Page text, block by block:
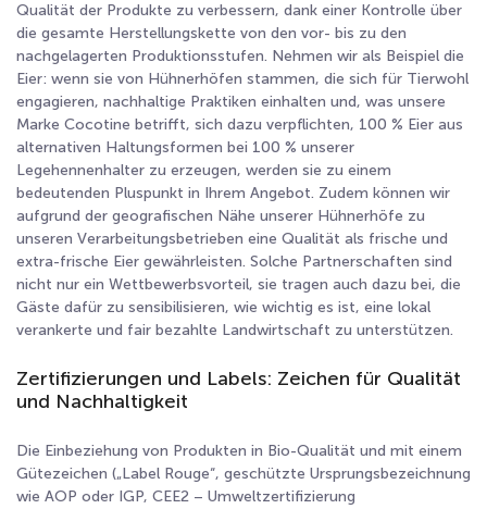
Qualität der Produkte zu verbessern, dank einer Kontrolle über
die gesamte Herstellungskette von den vor- bis zu den
nachgelagerten Produktionsstufen. Nehmen wir als Beispiel die
Eier: wenn sie von Hühnerhöfen stammen, die sich für Tierwohl
engagieren, nachhaltige Praktiken einhalten und, was unsere
Marke Cocotine betrifft, sich dazu verpflichten, 100 % Eier aus
alternativen Haltungsformen bei 100 % unserer
Legehennenhalter zu erzeugen, werden sie zu einem
bedeutenden Pluspunkt in Ihrem Angebot. Zudem können wir
aufgrund der geografischen Nähe unserer Hühnerhöfe zu
unseren Verarbeitungsbetrieben eine Qualität als frische und
extra-frische Eier gewährleisten. Solche Partnerschaften sind
nicht nur ein Wettbewerbsvorteil, sie tragen auch dazu bei, die
Gäste dafür zu sensibilisieren, wie wichtig es ist, eine lokal
verankerte und fair bezahlte Landwirtschaft zu unterstützen.
Zertifizierungen und Labels: Zeichen für Qualität
und Nachhaltigkeit
Die Einbeziehung von Produkten in Bio-Qualität und mit einem
Gütezeichen („Label Rouge“, geschützte Ursprungsbezeichnung
wie AOP oder IGP, CEE2 – Umweltzertifizierung